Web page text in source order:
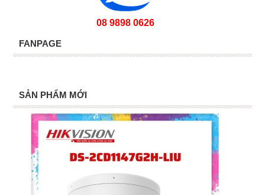
08 9898 0626
FANPAGE
SẢN PHẨM MỚI